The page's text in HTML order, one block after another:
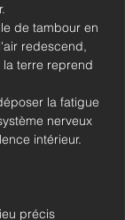
de tambour en
redescend,
terre reprend
la fatigue
nerveux
intérieur.